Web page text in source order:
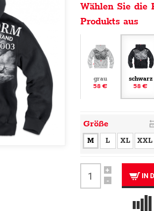
Wählen Sie die
Produkts aus
grau
58 €
schwarz
58 €
Größe
M L XL XXL
+
-
IN